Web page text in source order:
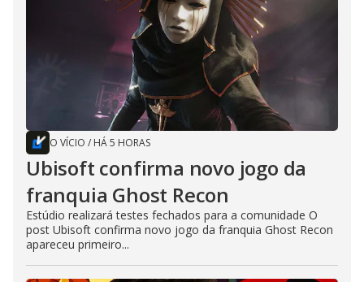
O VÍCIO / HÁ 5 HORAS
Ubisoft confirma novo jogo da
franquia Ghost Recon
Estúdio realizará testes fechados para a comunidade O
post Ubisoft confirma novo jogo da franquia Ghost Recon
apareceu primeiro...